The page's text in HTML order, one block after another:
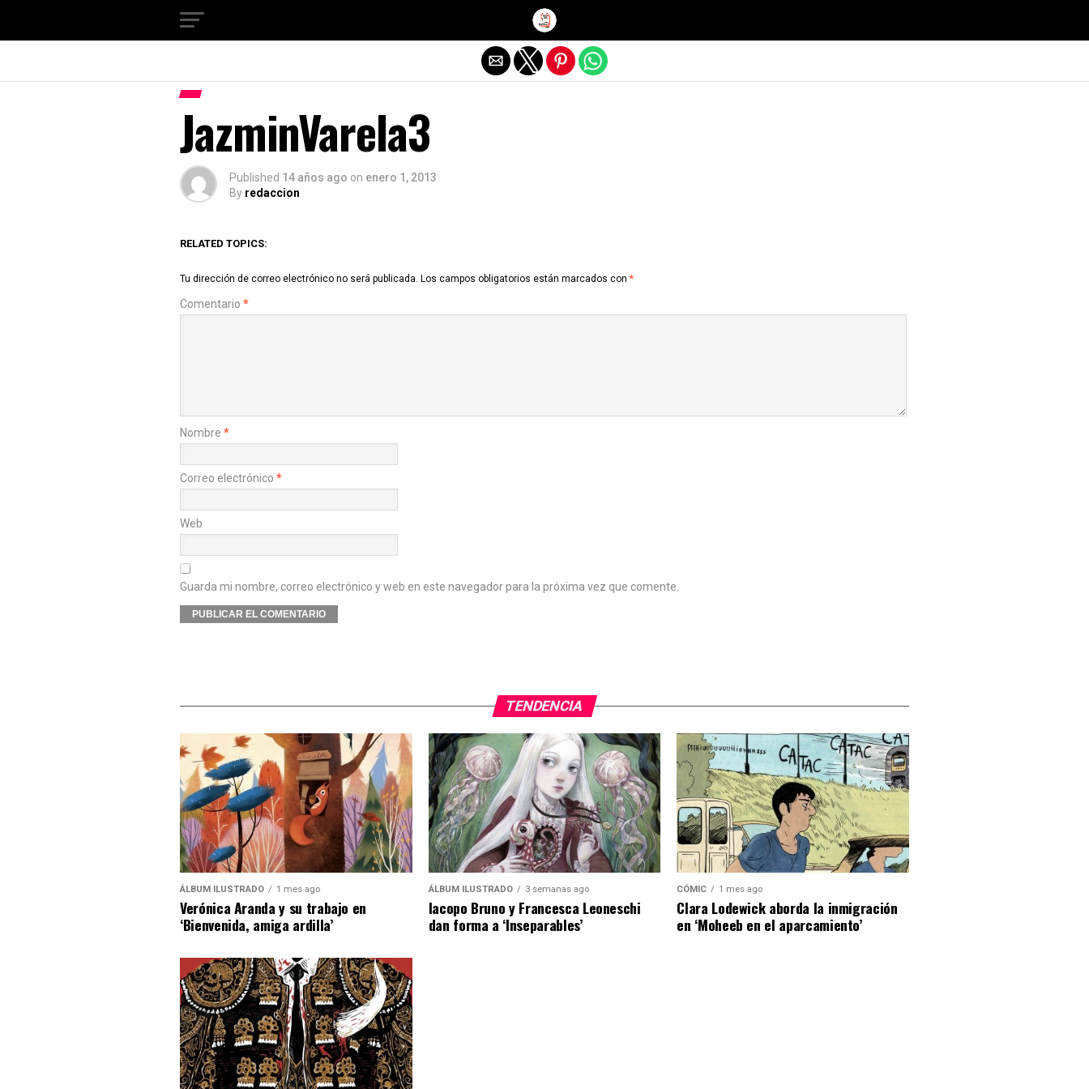
JazminVarela3
Published 14 años ago on enero 1, 2013
By redaccion
RELATED TOPICS:
Tu dirección de correo electrónico no será publicada. Los campos obligatorios están marcados con *
Comentario *
Nombre *
Correo electrónico *
Web
Guarda mi nombre, correo electrónico y web en este navegador para la próxima vez que comente.
TENDENCIA
ÁLBUM ILUSTRADO 1 mes ago
Verónica Aranda y su trabajo en
‘Bienvenida, amiga ardilla’
ÁLBUM ILUSTRADO 3 semanas ago
Iacopo Bruno y Francesca Leoneschi
dan forma a ‘Inseparables’
CÓMIC 1 mes ago
Clara Lodewick aborda la inmigración
en ‘Moheeb en el aparcamiento’
Salir de la versión móvil